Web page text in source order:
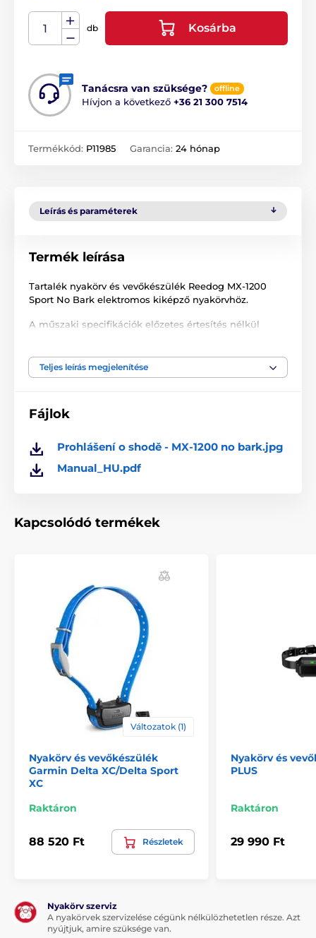
db Kosárba
Tanácsra van szüksége? offline
Hívjon a következő +36 21 300 7514
Termékkód: P11985 Garancia: 24 hónap
Leírás és paraméterek
Termék leírása
Tartalék nyakörv és vevőkészülék Reedog MX-1200
Sport No Bark elektromos kiképző nyakörvhöz.
A műszaki specifikációk előzetes értesítés nélkül
Tartozékok kiképző nyakörvek
Vevőkészülék Reedog elektromos nyakörvekhez
Teljes leírás megjelenítése
Fájlok
Prohlášení o shodě - MX-1200 no bark.jpg
Manual_HU.pdf
Kapcsolódó termékek
Változatok (1)
Nyakörv és vevőkészülék
Garmin Delta XC/Delta Sport
XC
Raktáron
88 520 Ft Részletek
Nyakörv és
PLUS
Raktáron
29 990 Ft
Nyakörv szerviz
A nyakörvek szervizelése cégünk nélkülözhetetlen része. Azt
nyújtjuk, amire szüksége van.